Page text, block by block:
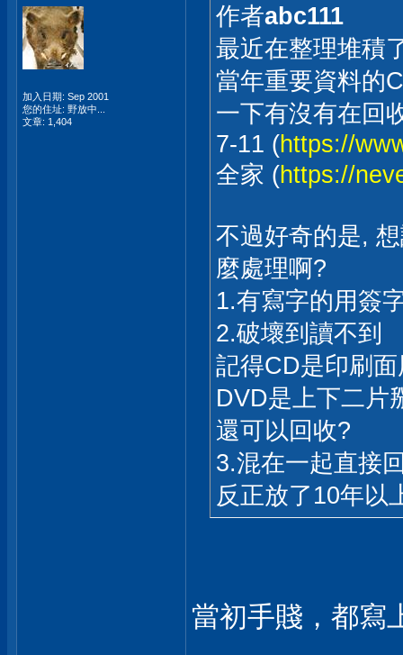
加入日期: Sep 2001
您的住址: 野放中...
文章: 1,404
作者abc111
最近在整理堆積
當年重要資料的
一下有沒有在回
7-11 (https://
全家 (https://
不過好奇的是,
麼處理啊?
1.有寫字的用簽
2.破壞到讀不到
記得CD是印刷
DVD是上下二片
還可以回收?
3.混在一起直接
反正放了10年以
當初手賤，都寫